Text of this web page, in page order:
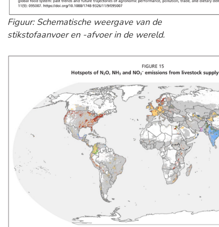
Figuur: Schematische weergave van de
stikstofaanvoer en -afvoer in de wereld.